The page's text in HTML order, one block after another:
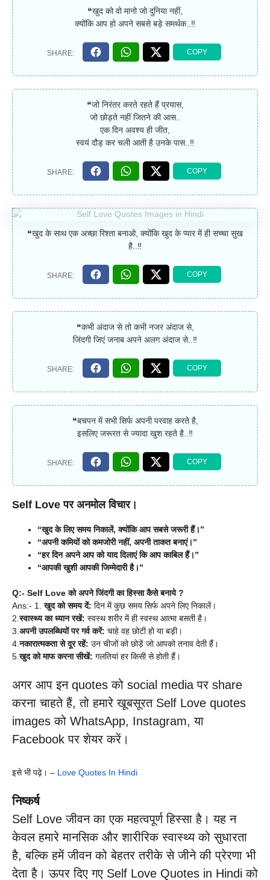
❝खुद को वो मानो जो दुनिया नहीं,
क्योंकि आप हो अपने सबसे बड़े समर्थक..‼
❝जो निरंतर करते रहते हैं प्रयास,
जो छोड़ते नहीं जितने की आस..
एक दिन अवश्य ही जीत,
स्वयं दौड़ कर चली आती है उनके पास..‼
❝खुद के साथ एक अच्छा रिश्ता बनाओ, क्योंकि खुद के प्यार में ही सच्चा सुख
है..‼
❝कभी अंदाज से तो कभी नजर अंदाज से,
जिंदगी जिएं जनाब अपने अलग अंदाज से..‼
❝बचपन में सभी सिर्फ अपनी परवाह करते है,
इसलिए जरूरत से ज्यादा खुश रहते है..‼
Self Love पर अनमोल विचार।
“खुद के लिए समय निकालें, क्योंकि आप सबसे जरूरी हैं।”
“अपनी कमियों को कमजोरी नहीं, अपनी ताकत बनाएं।”
“हर दिन अपने आप को याद दिलाएं कि आप काबिल हैं।”
“आपकी खुशी आपकी जिम्मेदारी है।”
Q:- Self Love को अपने जिंदगी का हिस्सा कैसे बनाये ?
Ans:- 1.खुद को समय दें: दिन में कुछ समय सिर्फ अपने लिए निकालें।
2.स्वास्थ्य का ध्यान रखें: स्वस्थ शरीर में ही स्वस्थ आत्मा बसती है।
3. अपनी उपलब्धियों पर गर्व करें: चाहे वह छोटी हो या बड़ी।
4.नकारात्मकता से दूर रहें: उन चीजों को छोड़ें जो आपको तनाव देती हैं।
5.खुद को माफ करना सीखें: गलतियां हर किसी से होती हैं।
अगर आप इन quotes को social media पर share
करना चाहते हैं, तो हमारे खूबसूरत Self Love quotes
images को WhatsApp, Instagram, या
Facebook पर शेयर करें।
इसे भी पढ़े। – Love Quotes In Hindi
निष्कर्ष
Self Love जीवन का एक महत्वपूर्ण हिस्सा है। यह न
केवल हमारे मानसिक और शारीरिक स्वास्थ्य को सुधारता
है, बल्कि हमें जीवन को बेहतर तरीके से जीने की प्रेरणा भी
देता है। ऊपर दिए गए Self Love Quotes in Hindi को